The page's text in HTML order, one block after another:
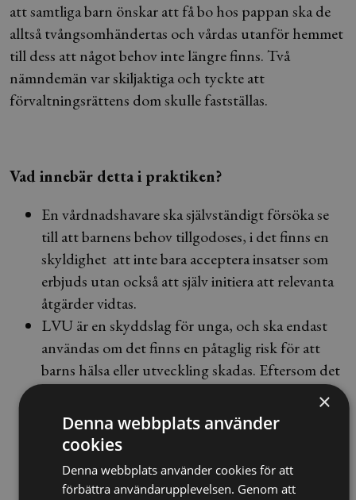
att samtliga barn önskar att få bo hos pappan ska de
alltså tvångsomhändertas och vårdas utanför hemmet
till dess att något behov inte längre finns. Två
nämndemän var skiljaktiga och tyckte att
förvaltningsrättens dom skulle fastställas.
Vad innebär detta i praktiken?
En vårdnadshavare ska självständigt försöka se
till att barnens behov tillgodoses, i det finns en
skyldighet att inte bara acceptera insatser som
erbjuds utan också att själv initiera att relevanta
åtgärder vidtas.
LVU är en skyddslag för unga, och ska endast
användas om det finns en påtaglig risk för att
barns hälsa eller utveckling skadas. Eftersom det
är en vårdlag ska främst hänsyn tas till vad som
anses vara bäst för barnet, vilket inte alltid är
samma sak som barnet själv vill.
×
Denna webbplats använder
cookies
Denna webbplats använder cookies för att
förbättra användarupplevelsen. Genom att